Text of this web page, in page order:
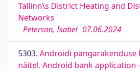
Tallinn\s District Heating and
Networks
Peterson, Isabel 07.06.2024
5303. Androidi pangarakenduse
näitel. Android bank application